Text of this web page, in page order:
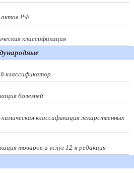
актов РФ
классификация
классификатор
болезней
классификация лекарственных
товаров и услуг 12-я редакция